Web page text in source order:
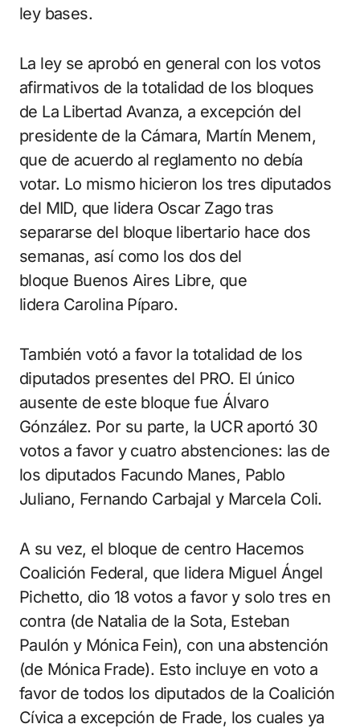
ley bases.
La ley se aprobó en general con los votos
afirmativos de la totalidad de los bloques
de La Libertad Avanza, a excepción del
presidente de la Cámara, Martín Menem,
que de acuerdo al reglamento no debía
votar. Lo mismo hicieron los tres diputados
del MID, que lidera Oscar Zago tras
separarse del bloque libertario hace dos
semanas, así como los dos del
bloque Buenos Aires Libre, que
lidera Carolina Píparo.
También votó a favor la totalidad de los
diputados presentes del PRO. El único
ausente de este bloque fue Álvaro
Gónzález. Por su parte, la UCR aportó 30
votos a favor y cuatro abstenciones: las de
los diputados Facundo Manes, Pablo
Juliano, Fernando Carbajal y Marcela Coli.
A su vez, el bloque de centro Hacemos
Coalición Federal, que lidera Miguel Ángel
Pichetto, dio 18 votos a favor y solo tres en
contra (de Natalia de la Sota, Esteban
Paulón y Mónica Fein), con una abstención
(de Mónica Frade). Esto incluye en voto a
favor de todos los diputados de la Coalición
Cívica a excepción de Frade, los cuales ya